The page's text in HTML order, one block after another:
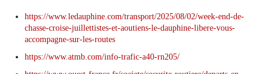
https://www.ledauphine.com/transport/2025/08/02/week-end-de-
chasse-croise-juillettistes-et-aoutiens-le-dauphine-libere-vous-
accompagne-sur-les-routes
https://www.atmb.com/info-trafic-a40-rn205/